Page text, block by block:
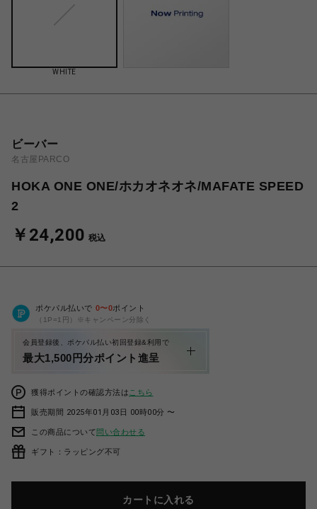
WHITE
ビーバー
名古屋PARCO
HOKA ONE ONE/ホカオネオネ/MAFATE SPEED
2
￥24,200 税込
ポケパル払いで 0〜0ポイント
（1P=1円）※キャンペーン分除く
会員登録後、ポケパル払い初回登録&利用で
最大1,500円分ポイント進呈
獲得ポイントの確認方法は こちら
販売期間 2025年01月03日 00時00分 〜
この商品について問い合わせる
ギフト：ラッピング不可
カートに入れる